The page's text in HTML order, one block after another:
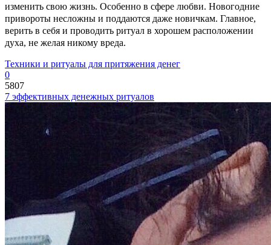
изменить свою жизнь. Особенно в сфере любви. Новогодние
привороты несложны и поддаются даже новичкам. Главное,
верить в себя и проводить ритуал в хорошем расположении
духа, не желая никому вреда.
Техники и ритуалы для притяжения денег
0
5807
7 эффективных денежных ритуалов